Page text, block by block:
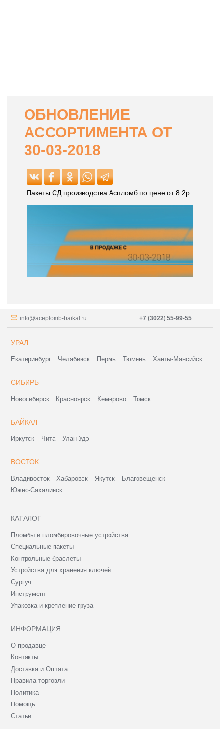
ОБНОВЛЕНИЕ
АССОРТИМЕНТА ОТ
30-03-2018
Пакеты СД производства Аспломб по цене от 8.2р.
info@aceplomb-baikal.ru +7 (3022) 55-99-55
УРАЛ
Екатеринбург Челябинск Пермь Тюмень Ханты-Мансийск
СИБИРЬ
Новосибирск Красноярск Кемерово Томск
БАЙКАЛ
Иркутск Чита Улан-Удэ
ВОСТОК
Владивосток Хабаровск Якутск
Благовещенск
Южно-Сахалинск
КАТАЛОГ
Пломбы и пломбировочные устройства
Специальные пакеты
Контрольные браслеты
Устройства для хранения ключей
Сургуч
Инструмент
Упаковка и крепление груза
ИНФОРМАЦИЯ
О продавце
Контакты
Доставка и Оплата
Правила торговли
Политика
Помощь
Статьи